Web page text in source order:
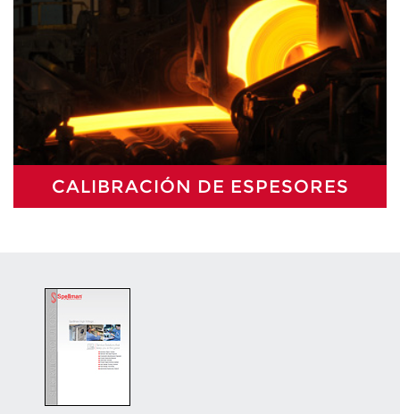
CALIBRACIÓN DE ESPESORES